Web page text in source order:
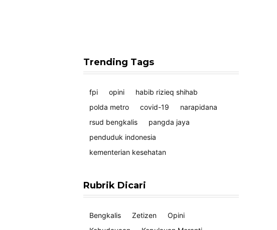
Trending Tags
fpi opini
habib rizieq shihab
polda metro
covid-19
narapidana
rsud bengkalis
pangda jaya
penduduk indonesia
kementerian kesehatan
Rubrik Dicari
Bengkalis Zetizen
Opini